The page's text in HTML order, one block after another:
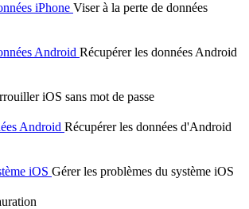
iPhone Viser à la perte de données
Android Récupérer les données Android
iOS sans mot de passe
Android Récupérer les données d'Android
iOS Gérer les problèmes du système iOS